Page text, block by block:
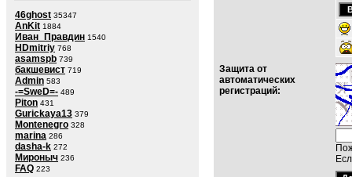
46ghost 35347
AnKit 1884
Иван_Правдин 1540
HDmitriy 768
asamspb 739
бакшевист 719
Admin 583
-=SweD=- 489
Piton 431
Gurickaya13 379
Montenegro 328
marina 286
dasha-k 272
Мироныч 236
FAQ 223
Защита от
автоматических
регистраций: